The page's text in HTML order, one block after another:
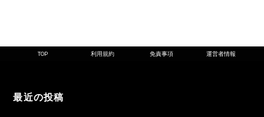
TOP 利用規約 免責事項 運営者情報
最近の投稿